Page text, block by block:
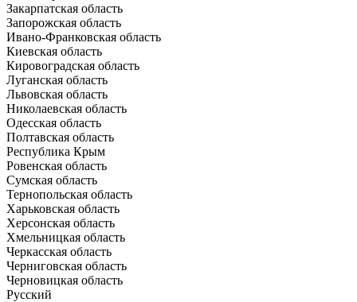
Закарпатская область
Запорожская область
Ивано-Франковская область
Киевская область
Кировоградская область
Луганская область
Львовская область
Николаевская область
Одесская область
Полтавская область
Республика Крым
Ровенская область
Сумская область
Тернопольская область
Харьковская область
Херсонская область
Хмельницкая область
Черкасская область
Черниговская область
Черновицкая область
Русский